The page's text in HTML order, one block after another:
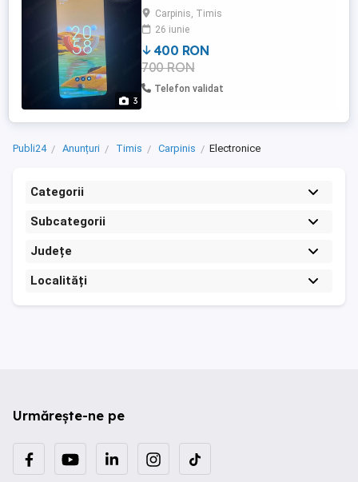
3
Carpinis, Timis
26 iunie
400 RON
700 RON
Telefon validat
Publi24 Anunțuri Timis Carpinis Electronice
Categorii
Subcategorii
Județe
Localități
Urmărește-ne pe